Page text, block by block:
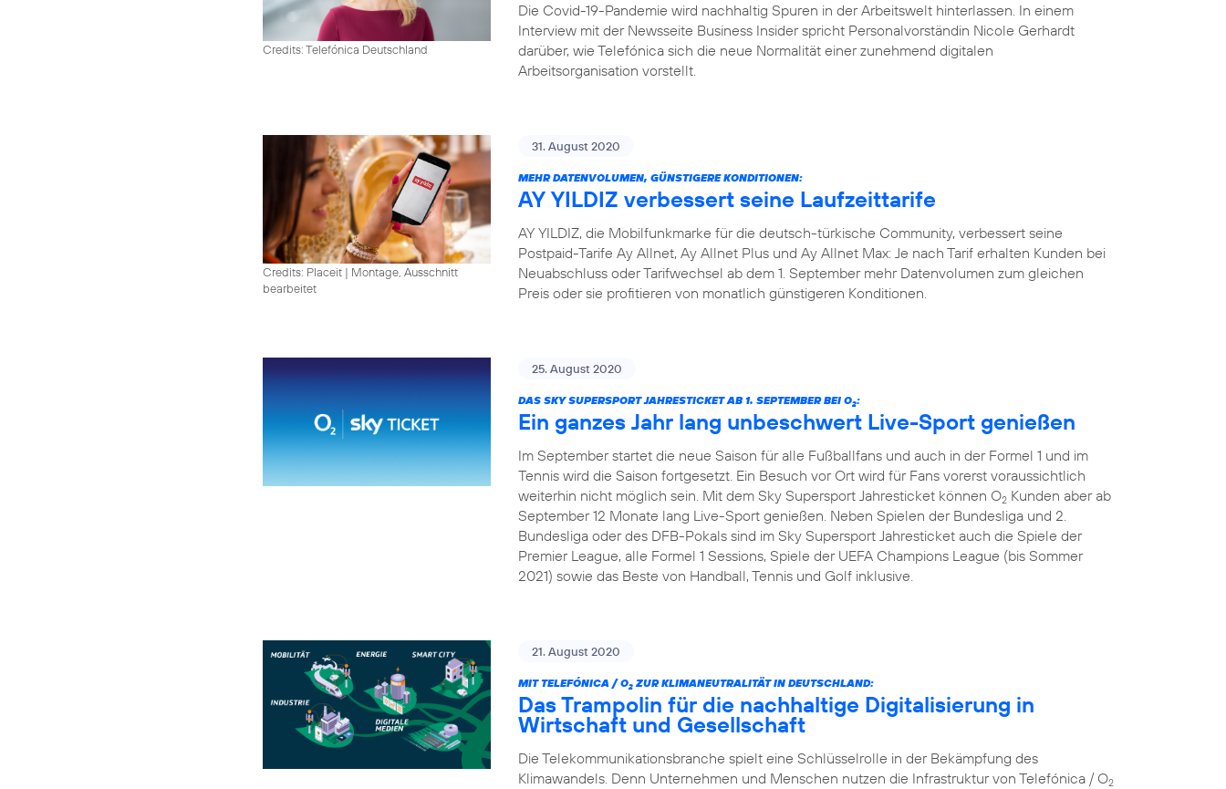
Credits: Telefónica Deutschland
Die Covid-19-Pandemie wird nachhaltig Spuren in der Arbeitswelt hinterlassen. In einem
Interview mit der Newsseite Business Insider spricht Personalvorständin Nicole Gerhardt
darüber, wie Telefónica sich die neue Normalität einer zunehmend digitalen
Arbeitsorganisation vorstellt.
Credits: Placeit | Montage, Ausschnitt
bearbeitet
31. August 2020
MEHR DATENVOLUMEN, GÜNSTIGERE KONDITIONEN:
AY YILDIZ verbessert seine Laufzeittarife
AY YILDIZ, die Mobilfunkmarke für die deutsch-türkische Community, verbessert seine
Postpaid-Tarife Ay Allnet, Ay Allnet Plus und Ay Allnet Max: Je nach Tarif erhalten Kunden bei
Neuabschluss oder Tarifwechsel ab dem 1. September mehr Datenvolumen zum gleichen
Preis oder sie profitieren von monatlich günstigeren Konditionen.
25. August 2020
DAS SKY SUPERSPORT JAHRESTICKET AB 1. SEPTEMBER BEI O2:
Ein ganzes Jahr lang unbeschwert Live-Sport genießen
Im September startet die neue Saison für alle Fußballfans und auch in der Formel 1 und im
Tennis wird die Saison fortgesetzt. Ein Besuch vor Ort wird für Fans vorerst voraussichtlich
weiterhin nicht möglich sein. Mit dem Sky Supersport Jahresticket können O2 Kunden aber ab
September 12 Monate lang Live-Sport genießen. Neben Spielen der Bundesliga und 2.
Bundesliga oder des DFB-Pokals sind im Sky Supersport Jahresticket auch die Spiele der
Premier League, alle Formel 1 Sessions, Spiele der UEFA Champions League (bis Sommer
2021) sowie das Beste von Handball, Tennis und Golf inklusive.
21. August 2020
MIT TELEFÓNICA / O2 ZUR KLIMANEUTRALITÄT IN DEUTSCHLAND:
Das Trampolin für die nachhaltige Digitalisierung in
Wirtschaft und Gesellschaft
Die Telekommunikationsbranche spielt eine Schlüsselrolle in der Bekämpfung des
Klimawandels. Denn Unternehmen und Menschen nutzen die Infrastruktur von Telefónica / O2